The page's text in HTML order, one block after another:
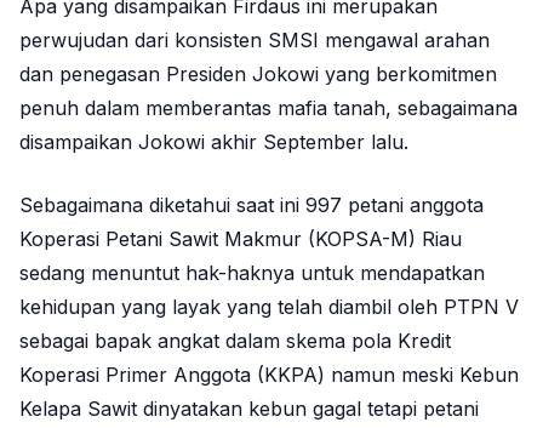
Apa yang disampaikan Firdaus ini merupakan
perwujudan dari konsisten SMSI mengawal arahan
dan penegasan Presiden Jokowi yang berkomitmen
penuh dalam memberantas mafia tanah, sebagaimana
disampaikan Jokowi akhir September lalu.
Sebagaimana diketahui saat ini 997 petani anggota
Koperasi Petani Sawit Makmur (KOPSA-M) Riau
sedang menuntut hak-haknya untuk mendapatkan
kehidupan yang layak yang telah diambil oleh PTPN V
sebagai bapak angkat dalam skema pola Kredit
Koperasi Primer Anggota (KKPA) namun meski Kebun
Kelapa Sawit dinyatakan kebun gagal tetapi petani